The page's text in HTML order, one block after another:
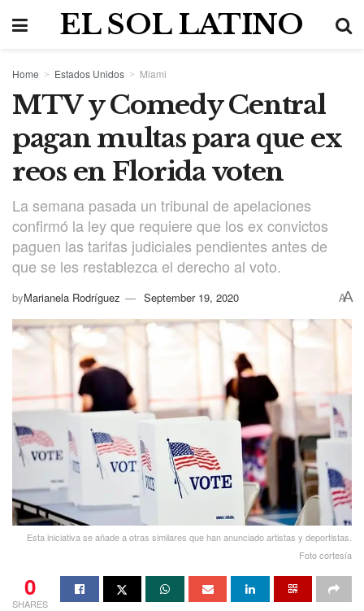
EL SOL LATINO
Home Estados Unidos Miami
MTV y Comedy Central
pagan multas para que ex
reos en Florida voten
La semana pasada un tribunal de apelaciones
confirmó la ley que requiere que los ex convictos
paguen las tarifas judiciales pendientes antes de
que se les restablezca el derecho al voto.
byMarianela Rodríguez September 19, 2020 AA
Esta iniciativa se añade a otras similares que han anunciado artistas y deportistas.
Foto cortesía
0
SHARES